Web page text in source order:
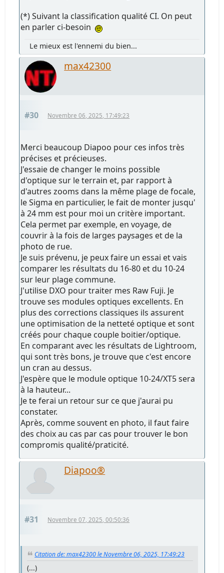
(*) Suivant la classification qualité CI. On peut
en parler ci-besoin
Le mieux est l'ennemi du bien...
max42300
#30 Novembre 06, 2025, 17:49:23
Merci beaucoup Diapoo pour ces infos très
précises et précieuses.
J'essaie de changer le moins possible
d'optique sur le terrain et, par rapport à
d'autres zooms dans la même plage de focale,
le Sigma en particulier, le fait de monter jusqu'
à 24 mm est pour moi un critère important.
Cela permet par exemple, en voyage, de
couvrir à la fois de larges paysages et de la
photo de rue.
Je suis prévenu, je peux faire un essai et vais
comparer les résultats du 16-80 et du 10-24
sur leur plage commune.
J'utilise DXO pour traiter mes Raw Fuji. Je
trouve ses modules optiques excellents. En
plus des corrections classiques ils assurent
une optimisation de la netteté optique et sont
créés pour chaque couple boitier/optique.
En comparant avec les résultats de Lightroom,
qui sont très bons, je trouve que c'est encore
un cran au dessus.
J'espère que le module optique 10-24/XT5 sera
à la hauteur...
Je te ferai un retour sur ce que j'aurai pu
constater.
Après, comme souvent en photo, il faut faire
des choix au cas par cas pour trouver le bon
compromis qualité/praticité.
Diapoo®
#31 Novembre 07, 2025, 00:50:36
Citation de: max42300 le Novembre 06, 2025, 17:49:23
(...)